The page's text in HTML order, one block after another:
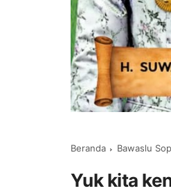
Beranda Bawaslu
Yuk kita